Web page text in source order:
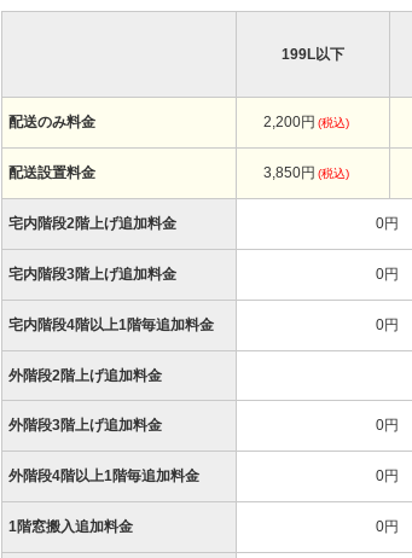
199L以下
配送のみ料金 2,200円 (税込)
配送設置料金 3,850円 (税込)
宅内階段2階上げ追加料金 0円
宅内階段3階上げ追加料金 0円
宅内階段4階以上1階毎追加料金 0円
外階段2階上げ追加料金
外階段3階上げ追加料金 0円
外階段4階以上1階毎追加料金 0円
1階窓搬入追加料金 0円